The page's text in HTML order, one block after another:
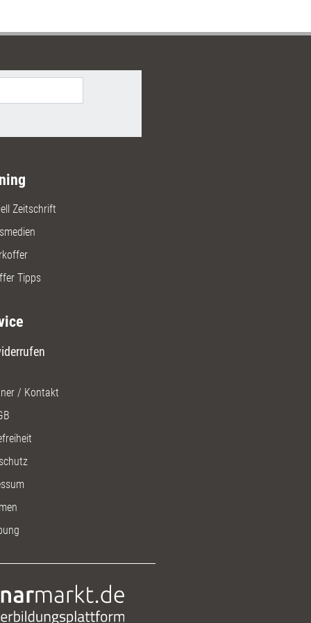
Zeitschrift
Tipps
/ Kontakt